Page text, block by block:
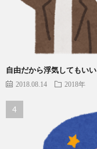
自由だから浮気してもいい
2018.08.14 2018年